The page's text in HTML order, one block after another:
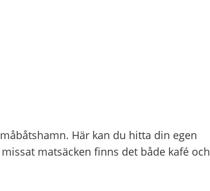
Här kan du hitta din egen
matsäcken finns det både kafé och